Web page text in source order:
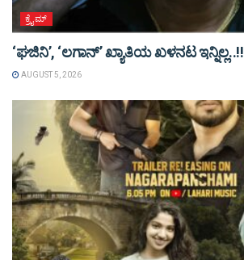
ಕ್ರೈಮ್
‘ಘಜಿನಿ’, ‘ಲಗಾನ್’ ಖ್ಯಾತಿಯ ಖಳನಟ ಇನ್ನಿಲ್ಲ..!!
AUGUST 5, 2026